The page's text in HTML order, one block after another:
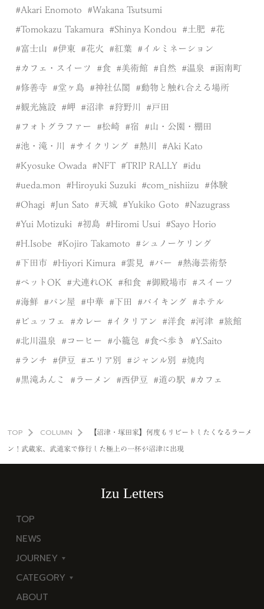
Akari Enomoto Wakana Tsutsumi
Tomokazu Takamura Shinya Kondou 土肥 花
富士山 伊東 花火 紅葉 イルミネーション
カフェ・スイーツ 食 美術館 自然 温泉 函南町
修善寺 堂ヶ島 神社仏閣 動物と触れ合える場所
観光施設 岬 沼津 狩野川 戸田
フォトグラファー 松崎 宿 山・公園・棚田
池・滝・川 サイクリング 熱川 Aki Kato
Kyosuke Owada NFT TRIP RALLY idu
ueda.mon Hiroyuki Suzuki com_nishiizu 体験
Ohagi Jun Sato 天城 Yukiko Goto Nazugrass
Yui Motizuki 初島 Hiromi Usui Sayo Horio
H.Isobe Kojiro Takamoto シュノーケリング
下田市 Hiyori Kimura 雲見 バー 熱海芸術祭
ペットOK 犬連れOK 和食 御殿場市 スイーツ
海鮮 パン屋 中華 下田 バイキング ホテル
ビュッフェ カレー イタリアン 洋食 河津 旅館
北川温泉 コーヒー 小籠包 食べ歩き Y.Saito
ランチ 伊豆 エリア別 ジャンル別 焼肉
黒滝あんこ ラーメン 西伊豆 道の駅 カフェ
TOP COLUMN 【沼津・塚田家】何度もリピートしたくなるラーメ
ン！武蔵家、武道家で修行した極上の一杯が沼津に出現
Izu Letters
TOP
NEWS
JOURNEY
東
伊
CATEGORY
海
ABOUT